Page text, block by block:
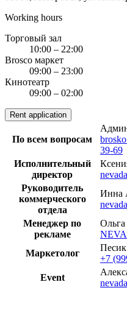
Working hours
Торговый зал
10:00 – 22:00
Brosco маркет
09:00 – 23:00
Кинотеатр
09:00 – 02:00
Rent application
По всем вопросам
39-69
Исполнительный
директор
Руководитель
коммерческого
отдела
Инна
Менеджер по
рекламе
Ольга
Маркетолог
+7
Event